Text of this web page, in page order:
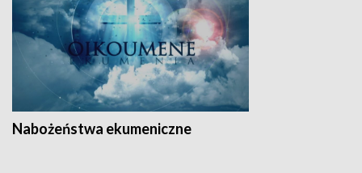
Nabożeństwa ekumeniczne